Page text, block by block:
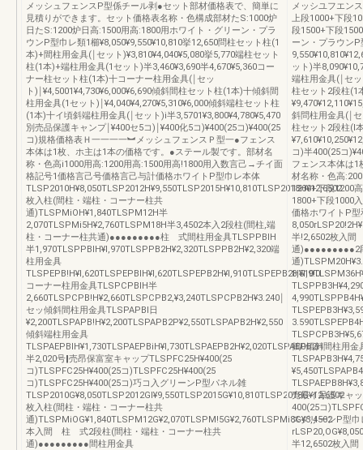
メッシュフェンスP型係チール剥●セット部材価格表で、簡単に
見積りができます。セット価格表名称・色構成部材たS:1000炉
日たS:1200炉日高:1500用高:1800用ホワイト・グリーン・プラ
ウンP型巾レ類1櫛¥8,050¥9,550¥10,810挙12,650問柱セット柱(1
本)+間柱用金具(￨セット)¥3,810¥4,040¥5,080挙5,770端柱セット
柱(1本)+端柱用金具(1セット)半3,460¥3,690半4,670¥5,360コー
ナー柱セット柱(1本)十コーナー柱用金具(￨セッ
ト)￨¥4,5001¥4,730¥6,000¥6,690傾斜間柱セット柱(1本)十傾斜間
柱用金具(1セット)￨¥4,040¥4,270¥5,310¥6,000傾斜端柱セット柱
(1本)十イ頃斜端柱用金具(￨セット)i半3,5701¥3,800¥4,780¥5,470
別売品保護キャンプ￨¥400セ5コ)￨¥400化5コ)¥400(25コ)¥400(25
コ)規格価格表Ｈ一一一一︼メッシュフェンスＰ型一●フェンス
本体は1枚、ホ主は1本の価格です。●ステール製です。部材名
称・色高i1000用高:1200用高:1500用高!1800用入数言己→チイ面
格記号1価格言己号価格言己与計価格ホワイトP型巾レ本体
TLSP2010H¥8,050TLSP2012H¥9,550TLSP2015H¥10,810TLSP2018H¥12,6502
枚入柱(間柱・端柱・コーナー柱共
通)TLSPMiOH¥1,840TLSPM12H半
2,070TLSPMi5H¥2,760TLSPM18H半3,4502本入2段柱(間柱,端
柱・コーナー柱共通)●●●●●●●●●柱 式間柱用金具TLSPPBIH
半1,970TLSPPBIH¥l,970TLSPPB2H¥2,320TLSPPB2H¥2,320端
柱用金具
TLSPEPB!H¥l,620TLSPEPBlH¥l,620TLSPEPB2H¥l,910TLSPEPB2H¥l,9!0
コーナー柱用金具TLSPCPBIH半
2,660TLSPCPB!H¥2,660TLSPCPB2,¥3,240TLSPCPB2H¥3.240￨
セッ傾斜間柱用金具TLSPAPBl日
¥2,200TLSPAPB!H¥2,200TLSPAPB2P¥2,550TLSPAPB2H¥2,550
傾斜端柱用金具
TLSPAEPBIH¥1,730TLSPAEPBiH¥l,730TLSPAEPB2H¥2,020TLSPAEPB2H
半2,020号‖売昂保富室キャップTLSPFC25H¥400(25
コ)TLSPFC25H¥400(25コ)TLSPFC25H¥400(25
コ)TLSPFC25H¥400(25コ)巧コ入グリーンP型パネル雑
TLSP2010G¥8,050TLSP2012GI¥9,550TLSP2015G¥10,810TLSP2018G¥12,6502
枚入柱(間柱・端柱・コーナー柱共
通)TLSPMiOG¥1,840TLSPM12G¥2,070TLSPM!5G¥2,760TLSPMi8G¥3,4502
本入間 柱 式2段柱(間柱・端柱・コーナー柱共
通)●●●●●●●●●間柱用金具
メッシユフエン
上段1000+下段
段1500+下段
ーン・プラウン
ット)半
端柱用金具(￨セ
柱セット2段柱(1
斜問柱用金具(￨
柱セット2段柱(l
コ)半400(25コ
フェンス本体は1
材名称・色高
1200+下段1200
1800+下段1000
価格ホワイトP
半!2,6502枚入
通)●●●●●●●●●2
通
鶴0傾斜間柱用金
売最イ呆護キャ
400(25コ
スグリーンP型巾
半12,6502枚入